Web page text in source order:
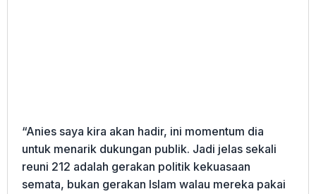
“Anies saya kira akan hadir, ini momentum dia
untuk menarik dukungan publik. Jadi jelas sekali
reuni 212 adalah gerakan politik kekuasaan
semata, bukan gerakan Islam walau mereka pakai